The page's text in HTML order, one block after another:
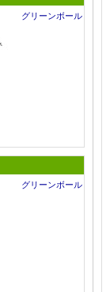
グリーンボール
グリーンボール